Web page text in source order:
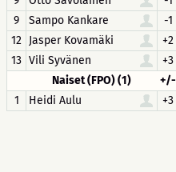
9
Sampo Kankare -1
12 Jasper Kovamäki +2
13 Vili Syvänen +3
Naiset (FPO) (1)
+/-
1
Heidi Aulu +3